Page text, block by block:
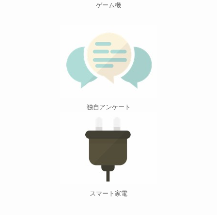
ゲーム機
独自アンケート
スマート家電